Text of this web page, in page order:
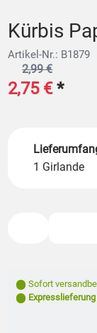
Kürbis
Artikel-Nr.: B1879
2,75 €*
2,99 €
1 Girlande
Sofort